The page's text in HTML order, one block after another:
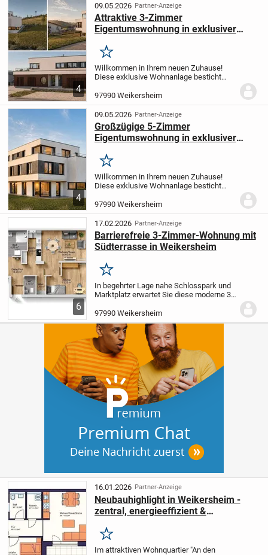
Das...
4
09.05.2026 Partner-Anzeige
Attraktive 3-Zimmer
Eigentumswohnung in exklusiver
PROVISIONSFREI+++
Merken
Willkommen in Ihrem neuen Zuhause!
Diese exklusive Wohnanlage besticht
und erfüllt den anspruchsvollen KfW 55ee
Standard. Dies garantiert Ihnen nicht nur
ein...
97990 Weikersheim
4
09.05.2026 Partner-Anzeige
Großzügige 5-Zimmer
Eigentumswohnung in exklusiver
RESERVIERT+++
Merken
Willkommen in Ihrem neuen Zuhause!
Diese exklusive Wohnanlage besticht
und erfüllt den anspruchsvollen KfW 55ee
Standard. Dies garantiert Ihnen nicht nur
ein...
97990 Weikersheim
6
17.02.2026 Partner-Anzeige
Barrierefreie 3-Zimmer-Wohnung mit
Südterrasse in Weikersheim
Merken
In begehrter Lage nahe Schlosspark und
Marktplatz erwartet Sie diese moderne 3-
Wohnfläche. Die barrierefreie Ausführung
und der durchdachte Grundriss machen
sie ideal...
97990 Weikersheim
16.01.2026 Partner-Anzeige
Neubauhighlight in Weikersheim -
zentral, energieeffizient &
Merken
Im attraktiven Wohnquartier "An den